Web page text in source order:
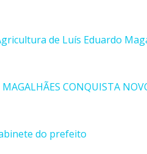
de Luís Eduardo
CONQUISTA
do prefeito